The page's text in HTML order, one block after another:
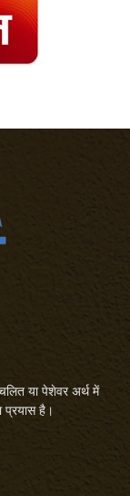
या पेशेवर अर्थ में
प्रयास है।